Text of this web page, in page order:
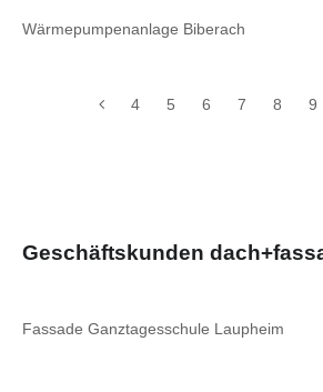
Wärmepumpenanlage Biberach
4 5 6 7 8 9
Geschäftskunden
Fassade Ganztagesschule Laupheim